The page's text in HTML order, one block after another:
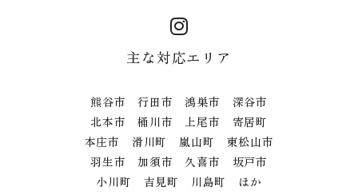
主な対応エリア
熊谷市 行田市 鴻巣市 深谷市
北本市 桶川市 上尾市 寄居町
本庄市 滑川町 嵐山町 東松山市
羽生市 加須市 久喜市 坂戸市
小川町 吉見町 川島町 ほか